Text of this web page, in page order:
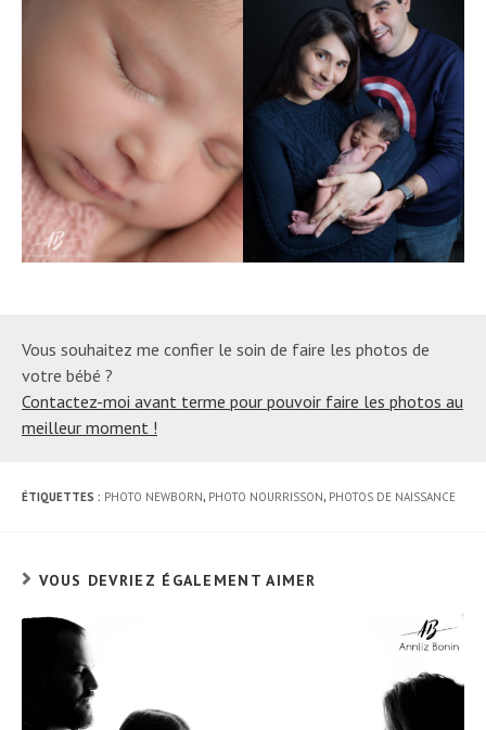
Vous souhaitez me confier le soin de faire les photos de
votre bébé ?
Contactez-moi avant terme pour pouvoir faire les photos au
meilleur moment !
ÉTIQUETTES : PHOTO NEWBORN, PHOTO NOURRISSON, PHOTOS DE NAISSANCE
VOUS DEVRIEZ ÉGALEMENT AIMER